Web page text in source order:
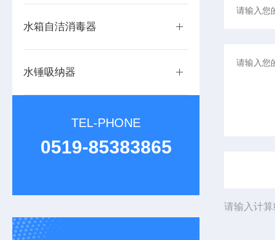
水箱自洁消毒器
水锤吸纳器
TEL-PHONE
0519-85383865
请输入计